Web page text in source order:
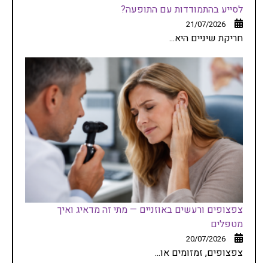
לסייע בהתמודדות עם התופעה?
21/07/2026
חריקת שיניים היא...
צפצופים ורעשים באוזניים — מתי זה מדאיג ואיך
מטפלים
20/07/2026
צפצופים, זמזומים או...